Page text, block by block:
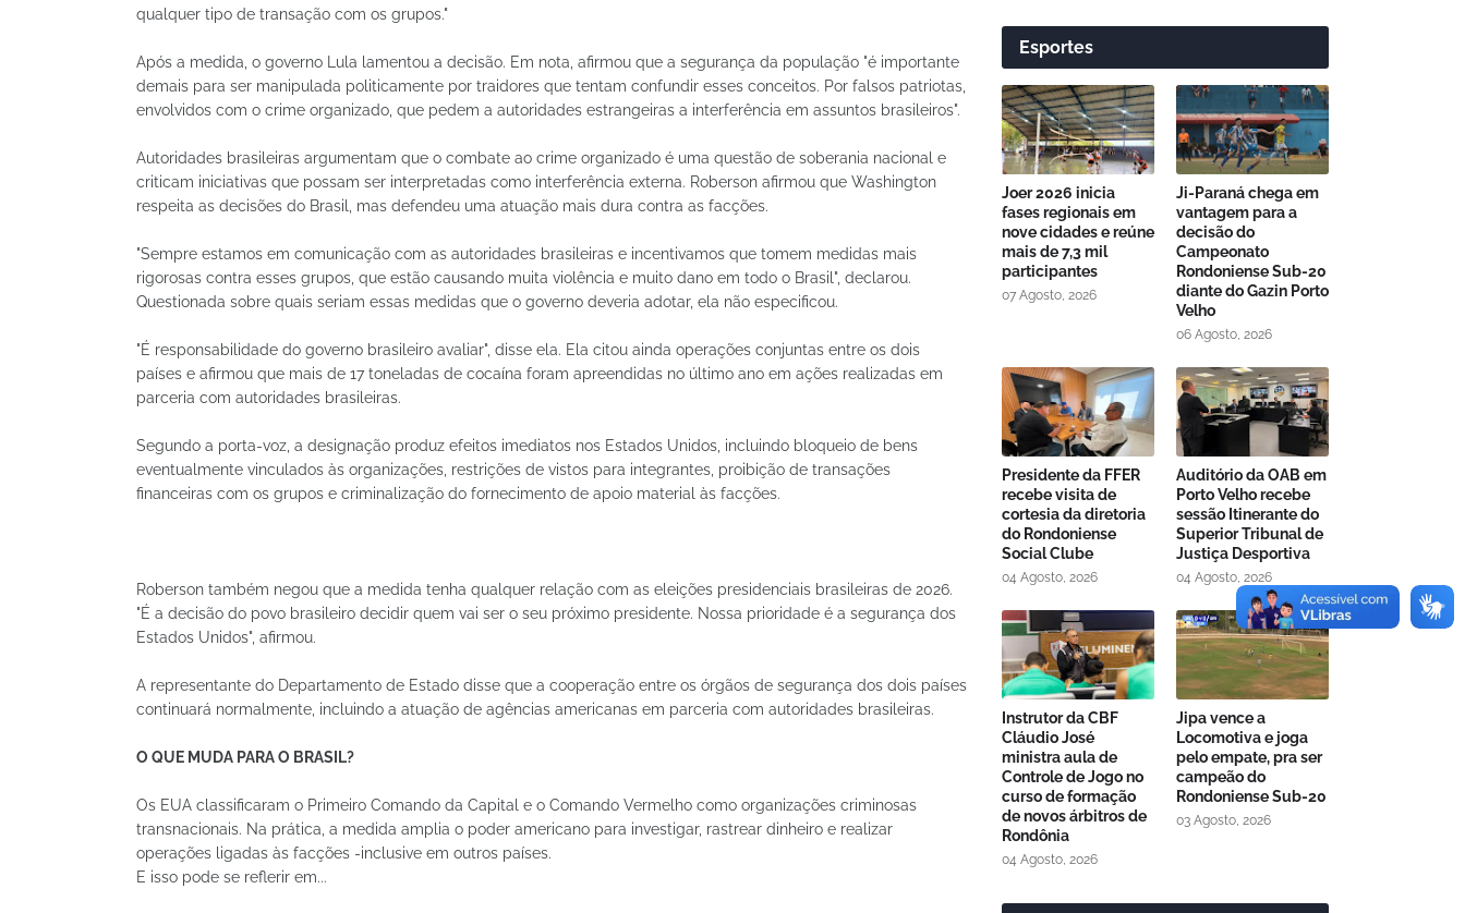
qualquer tipo de transação com os grupos."
Após a medida, o governo Lula lamentou a decisão. Em nota, afirmou que a segurança da população "é importante
demais para ser manipulada politicamente por traidores que tentam confundir esses conceitos. Por falsos patriotas,
envolvidos com o crime organizado, que pedem a autoridades estrangeiras a interferência em assuntos brasileiros".
Autoridades brasileiras argumentam que o combate ao crime organizado é uma questão de soberania nacional e
criticam iniciativas que possam ser interpretadas como interferência externa. Roberson afirmou que Washington
respeita as decisões do Brasil, mas defendeu uma atuação mais dura contra as facções.
"Sempre estamos em comunicação com as autoridades brasileiras e incentivamos que tomem medidas mais
rigorosas contra esses grupos, que estão causando muita violência e muito dano em todo o Brasil", declarou.
Questionada sobre quais seriam essas medidas que o governo deveria adotar, ela não especificou.
"É responsabilidade do governo brasileiro avaliar", disse ela. Ela citou ainda operações conjuntas entre os dois
países e afirmou que mais de 17 toneladas de cocaína foram apreendidas no último ano em ações realizadas em
parceria com autoridades brasileiras.
Segundo a porta-voz, a designação produz efeitos imediatos nos Estados Unidos, incluindo bloqueio de bens
eventualmente vinculados às organizações, restrições de vistos para integrantes, proibição de transações
financeiras com os grupos e criminalização do fornecimento de apoio material às facções.
Roberson também negou que a medida tenha qualquer relação com as eleições presidenciais brasileiras de 2026.
"É a decisão do povo brasileiro decidir quem vai ser o seu próximo presidente. Nossa prioridade é a segurança dos
Estados Unidos", afirmou.
A representante do Departamento de Estado disse que a cooperação entre os órgãos de segurança dos dois países
continuará normalmente, incluindo a atuação de agências americanas em parceria com autoridades brasileiras.
O QUE MUDA PARA O BRASIL?
Os EUA classificaram o Primeiro Comando da Capital e o Comando Vermelho como organizações criminosas
transnacionais. Na prática, a medida amplia o poder americano para investigar, rastrear dinheiro e realizar
operações ligadas às facções -inclusive em outros países.
E isso pode se reflerir em...
Esportes
Joer 2026 inicia
fases regionais em
nove cidades e reúne
mais de 7,3 mil
participantes
07 Agosto, 2026
Ji-Paraná chega em
vantagem para a
decisão do
Campeonato
Rondoniense Sub-20
diante do Gazin Porto
Velho
06 Agosto, 2026
Presidente da FFER
recebe visita de
cortesia da diretoria
do Rondoniense
Social Clube
04 Agosto, 2026
Auditório da OAB em
Porto Velho recebe
sessão Itinerante do
Superior Tribunal de
Justiça Desportiva
04 Agosto, 2026
Instrutor da CBF
Cláudio José
ministra aula de
Controle de Jogo no
curso de formação
de novos árbitros de
Rondônia
04 Agosto, 2026
Jipa vence a
Locomotiva e joga
pelo empate, pra ser
campeão do
Rondoniense Sub-20
03 Agosto, 2026